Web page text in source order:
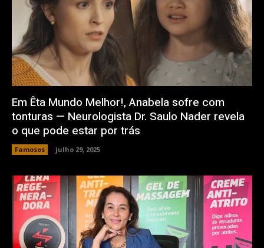
Em Êta Mundo Melhor!, Anabela sofre com
tonturas — Neurologista Dr. Saulo Nader revela
o que pode estar por trás
Famosos julho 29, 2025